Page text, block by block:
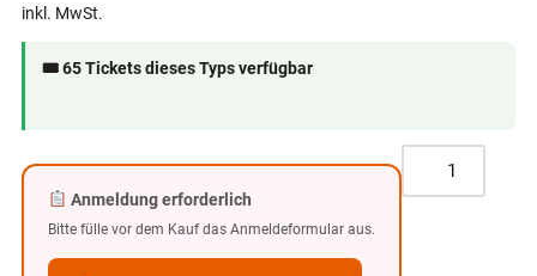
inkl. MwSt.
🎟 65 Tickets dieses Typs verfügbar
Anmeldung erforderlich
Bitte fülle vor dem Kauf das Anmeldeformular aus.